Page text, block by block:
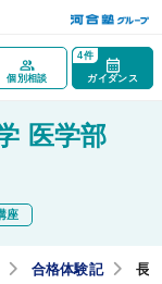
個別相談 ガイダンス
4件
医学部
座
合格体験記 長